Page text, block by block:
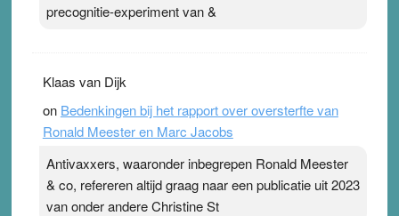
precognitie-experiment van &
Klaas van Dijk
on Bedenkingen bij het rapport over oversterfte van
Ronald Meester en Marc Jacobs
Antivaxxers, waaronder inbegrepen Ronald Meester
& co, refereren altijd graag naar een publicatie uit 2023
van onder andere Christine St